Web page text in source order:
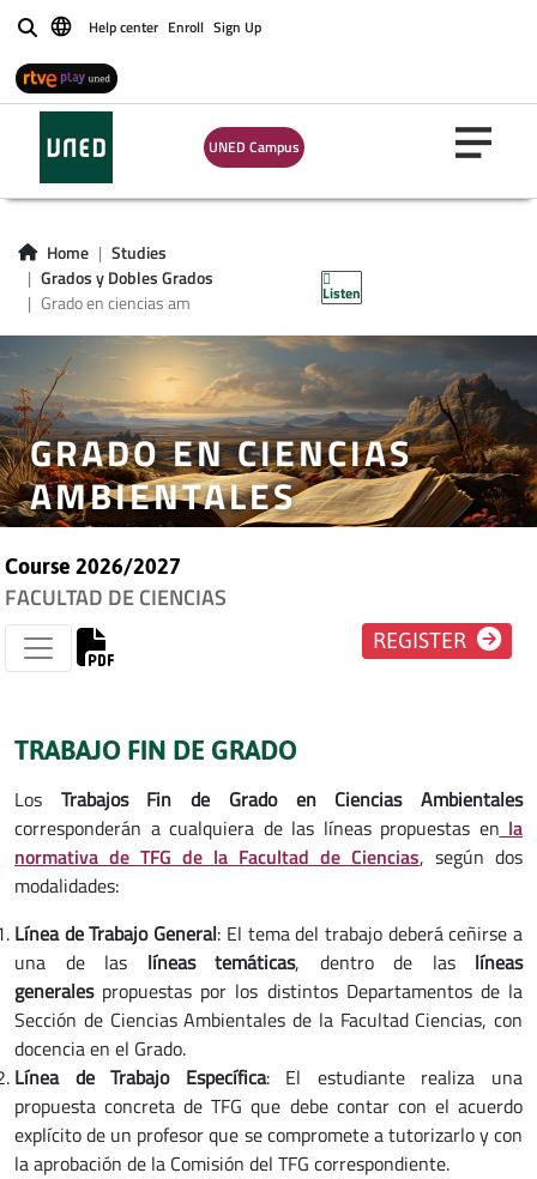
BuscarHelp center Enroll Sign Up
UNED Campus
Home
Studies
Grados y Dobles Grados
Grado en ciencias am
Listen
GRADO EN CIENCIAS
AMBIENTALES
Course 2026/2027
FACULTAD DE CIENCIAS
REGISTER
TRABAJO FIN DE GRADO
Los Trabajos Fin de Grado en Ciencias Ambientales
corresponderán a cualquiera de las líneas propuestas en la
normativa de TFG de la Facultad de Ciencias, según dos
modalidades:
Línea de Trabajo General: El tema del trabajo deberá ceñirse a
una de las líneas temáticas, dentro de las líneas
generalespropuestas por los distintos Departamentos de la
Sección de Ciencias Ambientales de la Facultad Ciencias, con
docencia en el Grado.
Línea de Trabajo Específica: El estudiante realiza una
propuesta concreta de TFG que debe contar con el acuerdo
explícito de un profesor que se compromete a tutorizarlo y con
la aprobación de la Comisión del TFG correspondiente.